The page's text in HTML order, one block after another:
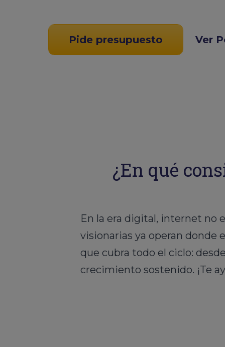
Pide presupuesto Ver
¿En qué
En la era digital, internet no
visionarias ya operan donde
que cubra todo el ciclo:
crecimiento sostenido. ¡Te